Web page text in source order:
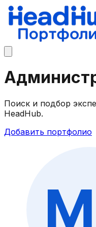
Поиск и подбор
HeadHub.
Добавить портфолио